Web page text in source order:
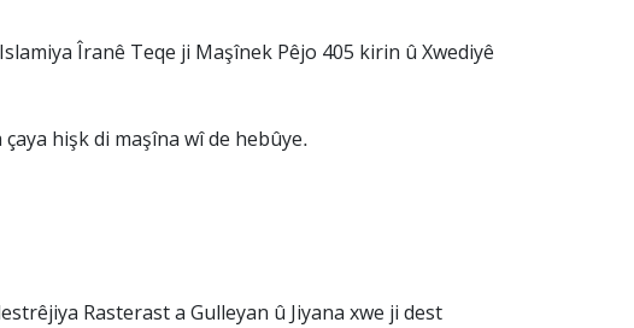
Îranê Teqe ji Maşînek Pêjo 405 kirin û Xwediyê
hişk di maşîna wî de hebûye.
Rasterast a Gulleyan û Jiyana xwe ji dest